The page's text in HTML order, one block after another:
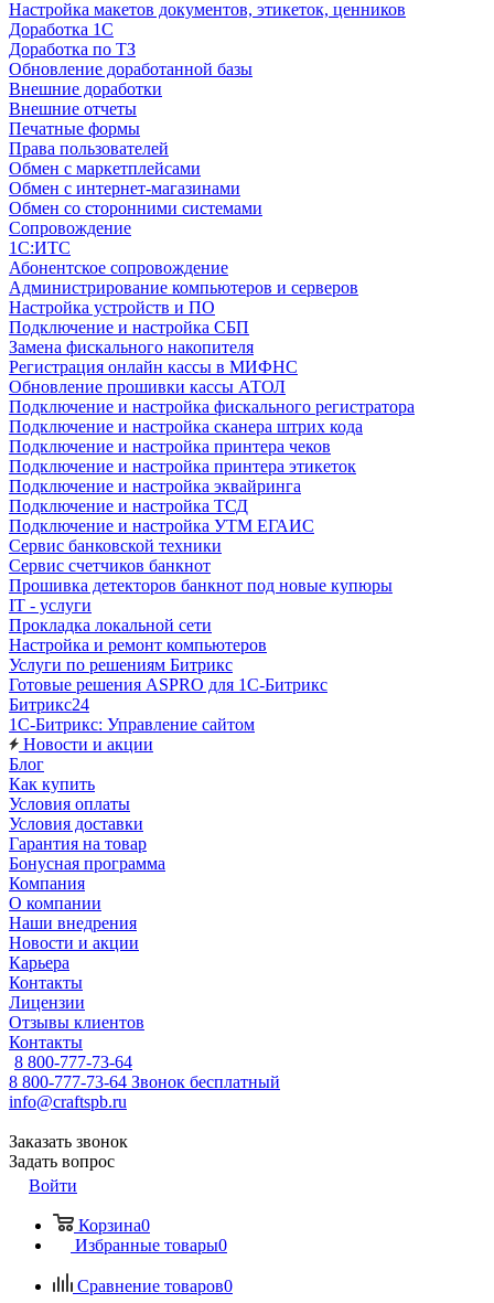
Настройка макетов документов, этикеток, ценников
Доработка 1С
Доработка по ТЗ
Обновление доработанной базы
Внешние доработки
Внешние отчеты
Печатные формы
Права пользователей
Обмен с маркетплейсами
Обмен с интернет-магазинами
Обмен со сторонними системами
Сопровождение
1C:ИТС
Абонентское сопровождение
Администрирование компьютеров и серверов
Настройка устройств и ПО
Подключение и настройка СБП
Замена фискального накопителя
Регистрация онлайн кассы в МИФНС
Обновление прошивки кассы АТОЛ
Подключение и настройка фискального регистратора
Подключение и настройка сканера штрих кода
Подключение и настройка принтера чеков
Подключение и настройка принтера этикеток
Подключение и настройка эквайринга
Подключение и настройка ТСД
Подключение и настройка УТМ ЕГАИС
Сервис банковской техники
Сервис счетчиков банкнот
Прошивка детекторов банкнот под новые купюры
IT - услуги
Прокладка локальной сети
Настройка и ремонт компьютеров
Услуги по решениям Битрикс
Готовые решения ASPRO для 1С-Битрикс
Битрикс24
1С-Битрикс: Управление сайтом
Новости и акции
Блог
Как купить
Условия оплаты
Условия доставки
Гарантия на товар
Бонусная программа
Компания
О компании
Наши внедрения
Новости и акции
Карьера
Контакты
Лицензии
Отзывы клиентов
Контакты
8 800-777-73-64
8 800-777-73-64 Звонок бесплатный
info@craftspb.ru
Заказать звонок
Задать вопрос
Войти
Корзина0
Избранные товары0
Сравнение товаров0